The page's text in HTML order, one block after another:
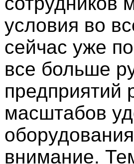
условия во
сейчас уже
все больше
предприятий
масштабов
внимание.